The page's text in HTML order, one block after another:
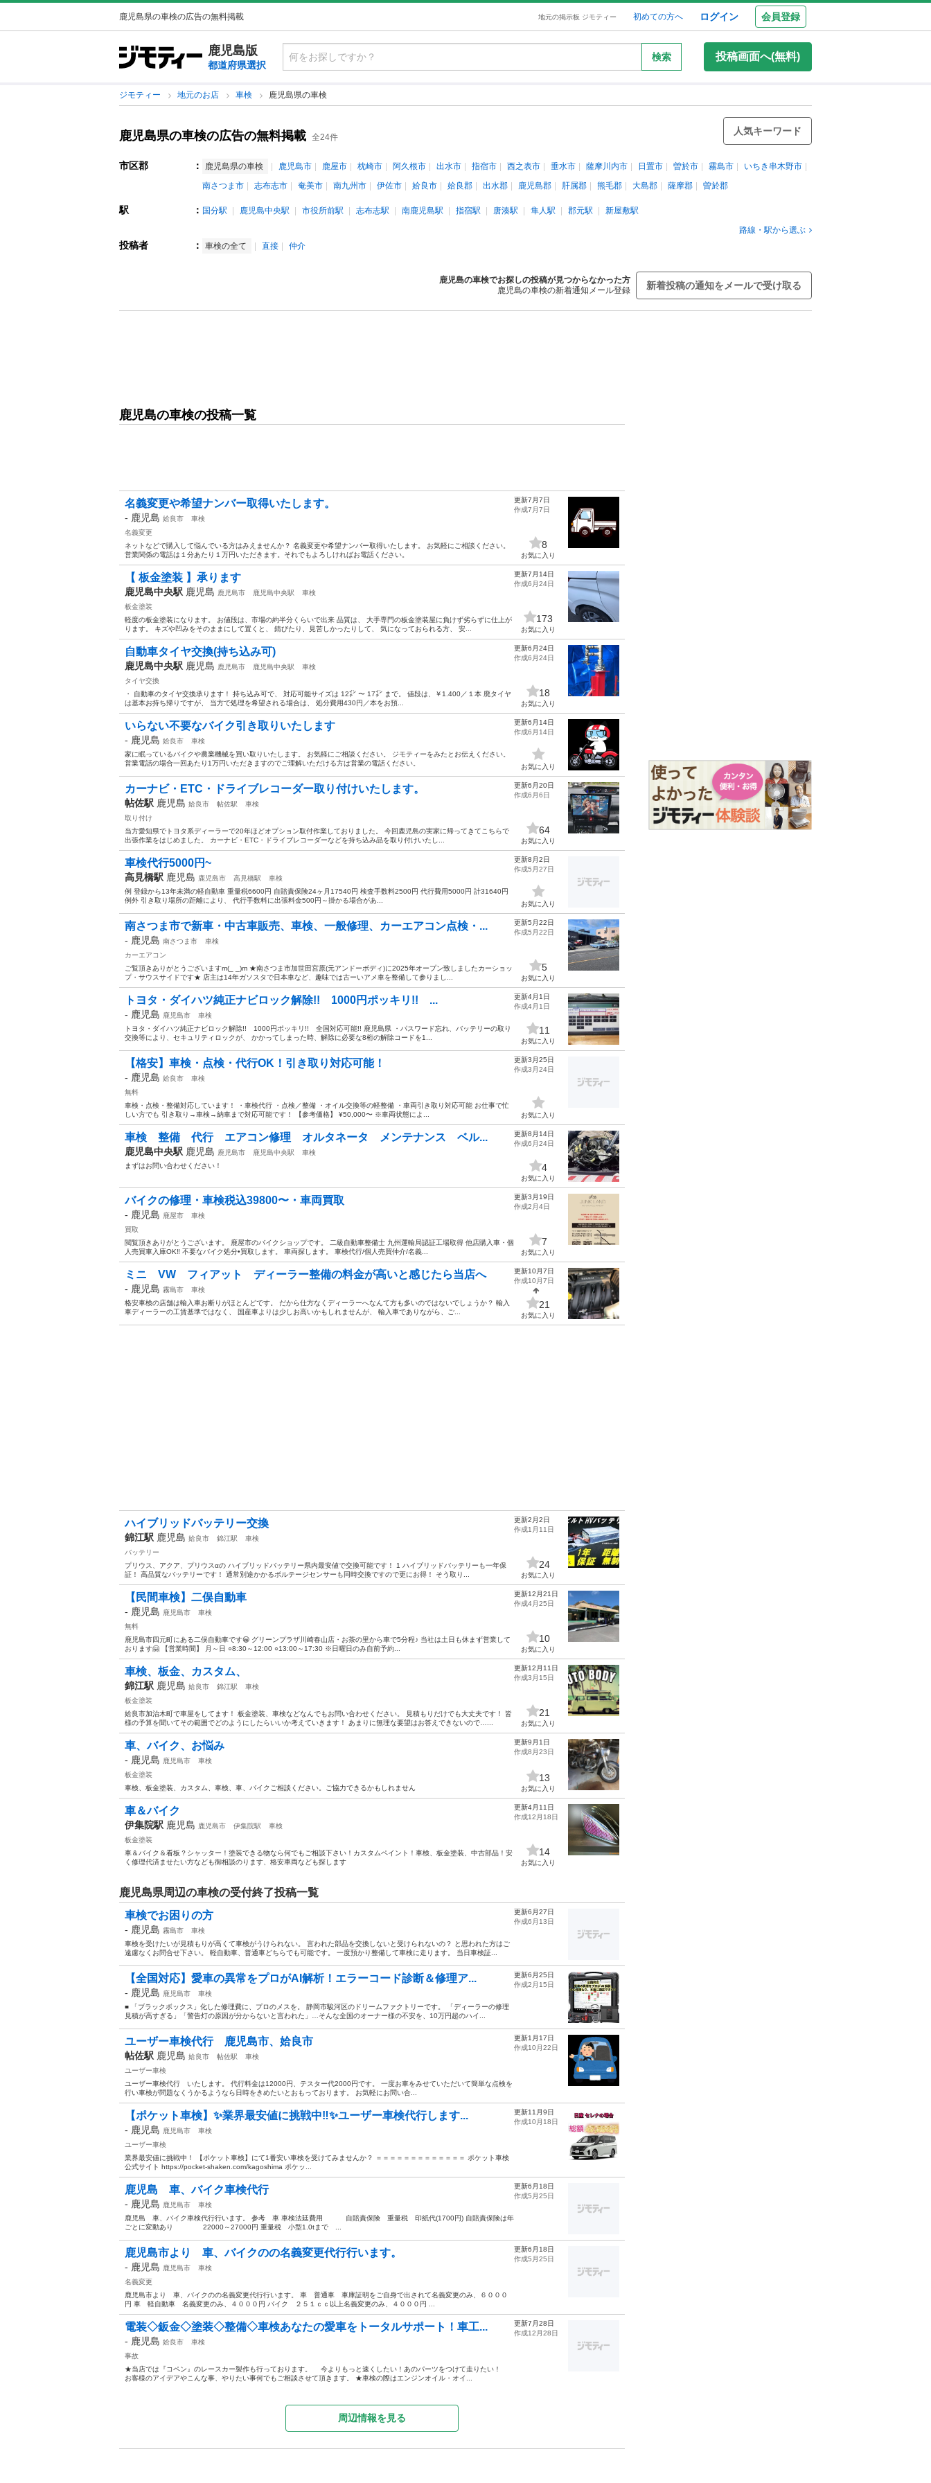
鹿児島県の車検の広告の無料掲載 地元の掲示板 ジモティー 初めての方へ ログイン 会員登録
鹿児島版
都道府県選択
検索 投稿画面へ(無料)
ジモティー 地元のお店 車検 鹿児島県の車検
鹿児島県の車検の広告の無料掲載 全24件
人気キーワード
市区郡 ： 鹿児島県の車検 鹿児島市 鹿屋市 枕崎市 阿久根市 出水市 指宿市 西之表市 垂水市 薩摩川内市 日置市 曽於市 霧島市
いちき串木野市
南さつま市
志布志市 奄美市 南九州市 伊佐市 姶良市 姶良郡 出水郡 鹿児島郡 肝属郡 熊毛郡 大島郡 薩摩郡 曽於郡
駅 ： 国分駅 鹿児島中央駅 市役所前駅 志布志駅 南鹿児島駅 指宿駅 唐湊駅 隼人駅 郡元駅
新屋敷駅
路線・駅から選ぶ
投稿者 ： 車検の全て 直接 仲介
鹿児島の車検でお探しの投稿が見つからなかった方
鹿児島の車検の新着通知メール登録
新着投稿の通知をメールで受け取る
鹿児島の車検の投稿一覧
名義変更や希望ナンバー取得いたします。
- 鹿児島 姶良市
車検
名義変更
ネットなどで購入して悩んでいる方はみえませんか？ 名義変更や希望ナンバー取得いたします。 お気軽にご相談ください。
営業関係の電話は１分あたり１万円いただきます。それでもよろしければお電話ください。
更新7月7日
作成7月7日
8
お気に入り
【 板金塗装 】承ります
鹿児島中央駅 鹿児島 鹿児島市 鹿児島中央駅
車検
板金塗装
軽度の板金塗装になります。 お値段は、市場の約半分くらいで出来 品質は、 大手専門の板金塗装屋に負けず劣らずに仕上が
ります。 キズや凹みをそのままにして置くと、 錆びたり、見苦しかったりして、 気になっておられる方、 安...
更新7月14日
作成6月24日
173
お気に入り
自動車タイヤ交換(持ち込み可)
鹿児島中央駅 鹿児島 鹿児島市 鹿児島中央駅
車検
タイヤ交換
・ 自動車のタイヤ交換承ります！ 持ち込み可で、 対応可能サイズは 12㌅ 〜 17㌅ まで。 値段は、￥1.400／１本 廃タイヤ
は基本お持ち帰りですが、 当方で処理を希望される場合は、 処分費用430円／本をお預...
更新6月24日
作成6月24日
18
お気に入り
いらない不要なバイク引き取りいたします
- 鹿児島 姶良市
車検
家に眠っているバイクや農業機械を買い取りいたします。 お気軽にご相談ください。 ジモティーをみたとお伝えください。
営業電話の場合一回あたり1万円いただきますのでご理解いただける方は営業の電話ください。
更新6月14日
作成6月14日
お気に入り
カーナビ・ETC・ドライブレコーダー取り付けいたします。
帖佐駅 鹿児島 姶良市 帖佐駅
車検
取り付け
当方愛知県でトヨタ系ディーラーで20年ほどオプション取付作業しておりました。 今回鹿児島の実家に帰ってきてこちらで
出張作業をはじめました。 カーナビ・ETC・ドライブレコーダーなどを持ち込み品を取り付けいたし...
更新6月20日
作成6月6日
64
お気に入り
車検代行5000円~
高見橋駅 鹿児島 鹿児島市 高見橋駅
車検
例 登録から13年未満の軽自動車 重量税6600円 自賠責保険24ヶ月17540円 検査手数料2500円 代行費用5000円 計31640円
例外 引き取り場所の距離により、 代行手数料に出張料金500円～掛かる場合があ...
更新8月2日
作成5月27日
お気に入り
南さつま市で新車・中古車販売、車検、一般修理、カーエアコン点検・...
- 鹿児島 南さつま市
車検
カーエアコン
ご覧頂きありがとうございますm(_ _)m ★南さつま市加世田宮原(元アンドーボディ)に2025年オープン致しましたカーショッ
プ・サウスサイドです★ 店主は14年ガソスタで日本車など、趣味では古ーいアメ車を整備して参りまし...
更新5月22日
作成5月22日
5
お気に入り
トヨタ・ダイハツ純正ナビロック解除!! 1000円ポッキリ!! ...
- 鹿児島 鹿児島市
車検
トヨタ・ダイハツ純正ナビロック解除!! 1000円ポッキリ!! 全国対応可能!! 鹿児島県 ・パスワード忘れ、バッテリーの取り
交換等により、セキュリティロックが、 かかってしまった時、解除に必要な8桁の解除コードを1...
更新4月1日
作成4月1日
11
お気に入り
【格安】車検・点検・代行OK！引き取り対応可能！
- 鹿児島 姶良市
車検
無料
車検・点検・整備対応しています！ ・車検代行 ・点検／整備 ・オイル交換等の軽整備 ・車両引き取り対応可能 お仕事で忙
しい方でも 引き取り→車検→納車まで対応可能です！ 【参考価格】 ¥50,000〜 ※車両状態によ...
更新3月25日
作成3月24日
お気に入り
車検 整備 代行 エアコン修理 オルタネータ メンテナンス ベル...
鹿児島中央駅 鹿児島 鹿児島市 鹿児島中央駅
車検
まずはお問い合わせください！
更新8月14日
作成6月24日
4
お気に入り
バイクの修理・車検税込39800〜・車両買取
- 鹿児島 鹿屋市
車検
買取
閲覧頂きありがとうございます。 鹿屋市のバイクショップです。 二級自動車整備士 九州運輸局認証工場取得 他店購入車・個
人売買車入庫OK‼︎ 不要なバイク処分•買取します。 車両探します。 車検代行/個人売買仲介/名義...
更新3月19日
作成2月4日
7
お気に入り
ミニ VW フィアット ディーラー整備の料金が高いと感じたら当店へ
- 鹿児島 霧島市
車検
格安車検の店舗は輸入車お断りがほとんどです。 だから仕方なくディーラーへなんて方も多いのではないでしょうか？ 輸入
車ディーラーの工賃基準ではなく、 国産車よりは少しお高いかもしれませんが、 輸入車でありながら、ご...
更新10月7日
作成10月7日
21
お気に入り
ハイブリッドバッテリー交換
錦江駅 鹿児島 姶良市 錦江駅
車検
バッテリー
プリウス、アクア、プリウスαの ハイブリッドバッテリー県内最安値で交換可能です！ 1 ハイブリッドバッテリーも一年保
証！ 高品質なバッテリーです！ 通常別途かかるボルテージセンサーも同時交換ですので更にお得！ そう取り...
更新2月2日
作成1月11日
24
お気に入り
【民間車検】二俣自動車
- 鹿児島 鹿児島市
車検
無料
鹿児島市四元町にある二俣自動車です😀 グリーンプラザ川崎春山店・お茶の里から車で5分程♪ 当社は土日も休まず営業して
おります🤗 【営業時間】 月～日 ○8:30～12:00 ○13:00～17:30 ※日曜日のみ自前予約...
更新12月21日
作成4月25日
10
お気に入り
車検、板金、カスタム、
錦江駅 鹿児島 姶良市 錦江駅
車検
板金塗装
姶良市加治木町で車屋をしてます！ 板金塗装、車検などなんでもお問い合わせください。 見積もりだけでも大丈夫です！ 皆
様の予算を聞いてその範囲でどのようにしたらいいか考えていきます！ あまりに無理な要望はお答えできないので…...
更新12月11日
作成3月15日
21
お気に入り
車、バイク、お悩み
- 鹿児島 鹿児島市
車検
板金塗装
車検、板金塗装、カスタム、車検、車、バイクご相談ください。ご協力できるかもしれません
更新9月1日
作成8月23日
13
お気に入り
車＆バイク
伊集院駅 鹿児島 鹿児島市 伊集院駅
車検
板金塗装
車＆バイク＆看板？シャッター！塗装できる物なら何でもご相談下さい！カスタムペイント！車検、板金塗装、中古部品！安
く修理代済ませたい方なども御相談のります、格安車両なども探します
更新4月11日
作成12月18日
14
お気に入り
鹿児島県周辺の車検の受付終了投稿一覧
車検でお困りの方
- 鹿児島 霧島市
車検
車検を受けたいが見積もりが高くて車検がうけられない。 言われた部品を交換しないと受けられないの？ と思われた方はご
遠慮なくお問合せ下さい。 軽自動車、普通車どちらでも可能です。 一度預かり整備して車検に走ります。 当日車検証...
更新6月27日
作成6月13日
【全国対応】愛車の異常をプロがAI解析！エラーコード診断＆修理ア...
- 鹿児島 鹿児島市
車検
■ 「ブラックボックス」化した修理費に、プロのメスを。 静岡市駿河区のドリームファクトリーです。 「ディーラーの修理
見積が高すぎる」「警告灯の原因が分からないと言われた」…そんな全国のオーナー様の不安を、10万円超のハイ...
更新6月25日
作成2月15日
ユーザー車検代行 鹿児島市、姶良市
帖佐駅 鹿児島 姶良市 帖佐駅
車検
ユーザー車検
ユーザー車検代行 いたします。 代行料金は12000円、テスター代2000円です。 一度お車をみせていただいて簡単な点検を
行い車検が問題なくうかるようなら日時をきめたいとおもっております。 お気軽にお問い合...
更新1月17日
作成10月22日
【ポケット車検】✨業界最安値に挑戦中‼︎✨ユーザー車検代行します...
- 鹿児島 鹿児島市
車検
ユーザー車検
業界最安値に挑戦中！ 【ポケット車検】にて1番安い車検を受けてみませんか？ ＝＝＝＝＝＝＝＝＝＝＝＝＝ ポケット車検
公式サイト https://pocket-shaken.com/kagoshima ポケッ...
更新11月9日
作成10月18日
鹿児島 車、バイク車検代行
- 鹿児島 鹿児島市
車検
鹿児島 車、バイク車検代行行います。 参考 車 車検法廷費用 自賠責保険 重量税 印紙代(1700円) 自賠責保険は年
ごとに変動あり 22000～27000円 重量税 小型1.0tまで ...
更新6月18日
作成5月25日
鹿児島市より 車、バイクのの名義変更代行行います。
- 鹿児島 鹿児島市
車検
名義変更
鹿児島市より 車、バイクのの名義変更代行行います。 車 普通車 車庫証明をご自身で出されて名義変更のみ、６０００
円 車 軽自動車 名義変更のみ、４０００円 バイク ２５１ｃｃ以上名義変更のみ、４０００円 ...
更新6月18日
作成5月25日
電装◇鈑金◇塗装◇整備◇車検あなたの愛車をトータルサポート！車工...
- 鹿児島 姶良市
車検
事故
★当店では『コペン』のレースカー製作も行っております。 今よりもっと速くしたい！あのパーツをつけて走りたい！
お客様のアイデアやこんな事、やりたい事何でもご相談させて頂きます。 ★車検の際はエンジンオイル・オイ...
更新7月28日
作成12月28日
周辺情報を見る